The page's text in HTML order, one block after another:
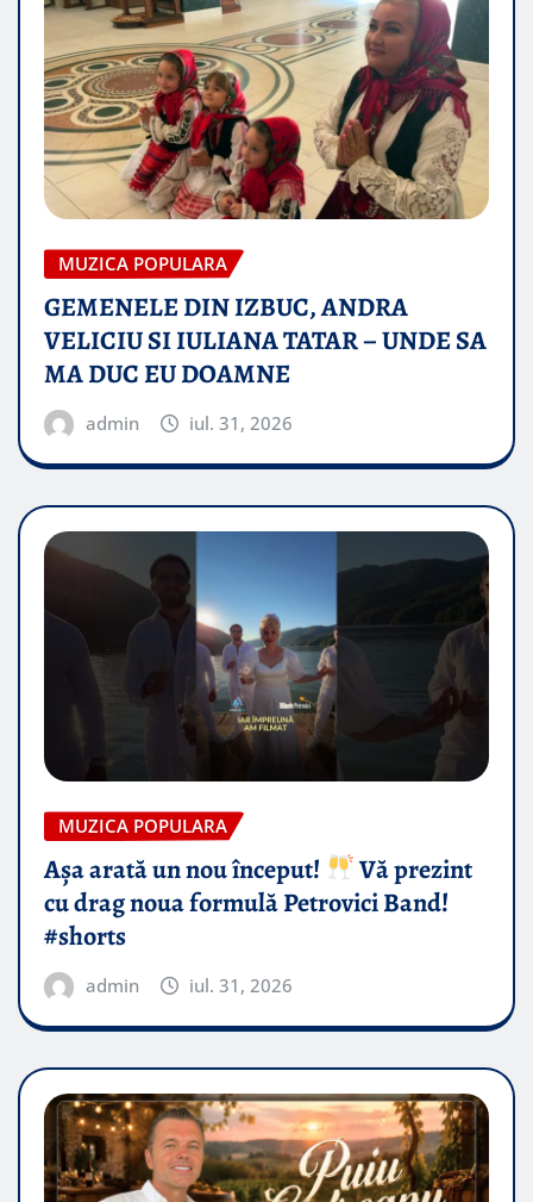
MUZICA POPULARA
GEMENELE DIN IZBUC, ANDRA
VELICIU SI IULIANA TATAR – UNDE SA
MA DUC EU DOAMNE
admin iul. 31, 2026
MUZICA POPULARA
Așa arată un nou început!
Vă prezint
cu drag noua formulă Petrovici Band!
#shorts
admin iul. 31, 2026